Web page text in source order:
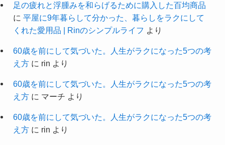
足の疲れと浮腫みを和らげるために購入した百均商品
に 平屋に9年暮らして分かった、暮らしをラクにして
くれた愛用品 | Rinのシンプルライフ より
60歳を前にして気づいた。人生がラクになった5つの考
え方に rin より
60歳を前にして気づいた。人生がラクになった5つの考
え方に マーチ より
60歳を前にして気づいた。人生がラクになった5つの考
え方に rin より